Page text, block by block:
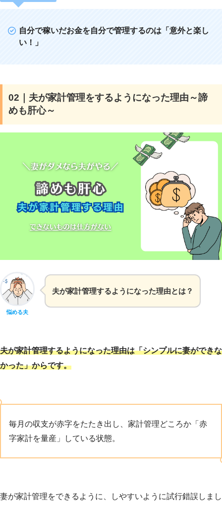
自分で稼いだお金を自分で管理するのは「意外と楽し
い！」
02｜夫が家計管理をするようになった理由～諦
めも肝心～
悩める夫
夫が家計管理するようになった理由とは？
夫が家計管理するようになった理由は「シンプルに妻ができな
かった」からです。
毎月の収支が赤字をたたき出し、家計管理どころか「赤
字家計を量産」している状態。
妻が家計管理をできるように、しやすいように試行錯誤しまし